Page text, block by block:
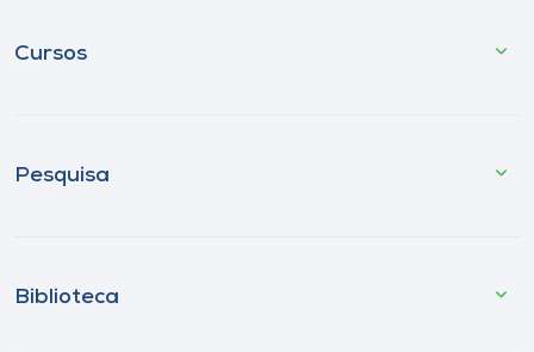
Cursos
Pesquisa
Biblioteca